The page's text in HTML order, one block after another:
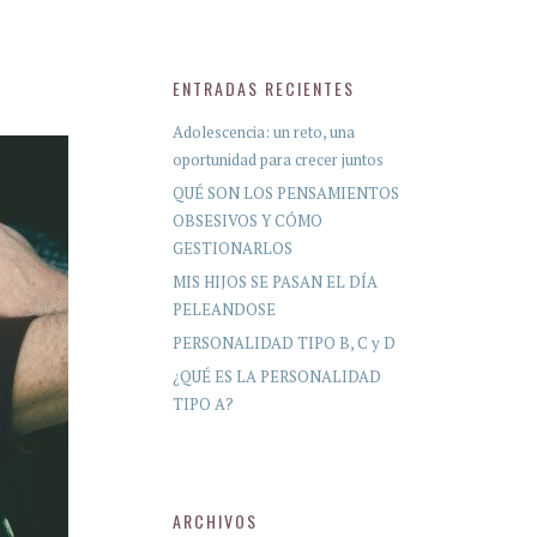
ENTRADAS RECIENTES
Adolescencia: un reto, una
oportunidad para crecer juntos
QUÉ SON LOS PENSAMIENTOS
OBSESIVOS Y CÓMO
GESTIONARLOS
MIS HIJOS SE PASAN EL DÍA
PELEANDOSE
PERSONALIDAD TIPO B, C y D
¿QUÉ ES LA PERSONALIDAD
TIPO A?
ARCHIVOS